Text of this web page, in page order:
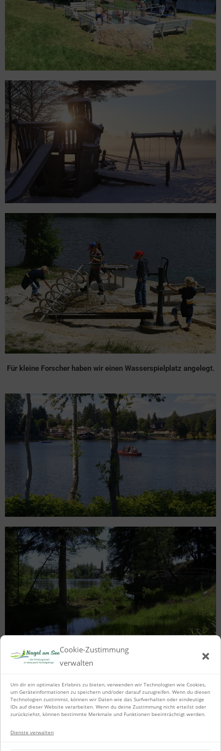
Cookie-Zustimmung
verwalten
Um dir ein optimales Erlebnis zu bieten, verwenden wir Technologien wie Cookies,
um Geräteinformationen zu speichern und/oder darauf zuzugreifen. Wenn du diesen
Technologien zustimmst, können wir Daten wie das Surfverhalten oder eindeutige
IDs auf dieser Website verarbeiten. Wenn du deine Zustimmung nicht erteilst oder
zurückziehst, können bestimmte Merkmale und Funktionen beeinträchtigt werden.
Dienste verwalten
Für kleine Forscher haben wir einen Wasserspielplatz angelegt.
Erholsam ist ein Spaziergang
und schönen Ausblicken.